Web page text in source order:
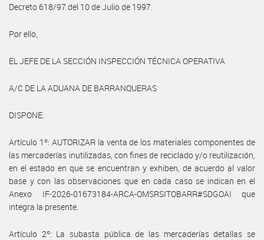
Decreto 618/97 del 10 de Julio de 1997.
Por ello,
EL JEFE DE LA SECCIÓN INSPECCIÓN TÉCNICA OPERATIVA
A/C DE LA ADUANA DE BARRANQUERAS
DISPONE:
Artículo 1º: AUTORIZAR la venta de los materiales componentes de
las mercaderías inutilizadas, con fines de reciclado y/o reutilización,
en el estado en que se encuentran y exhiben, de acuerdo al valor
base y con las observaciones que en cada caso se indican en el
Anexo IF-2026-01673184-ARCA-OMSRSITOBARR#SDGOAI que
integra la presente.
Artículo 2º: La subasta pública de las mercaderías detallas se